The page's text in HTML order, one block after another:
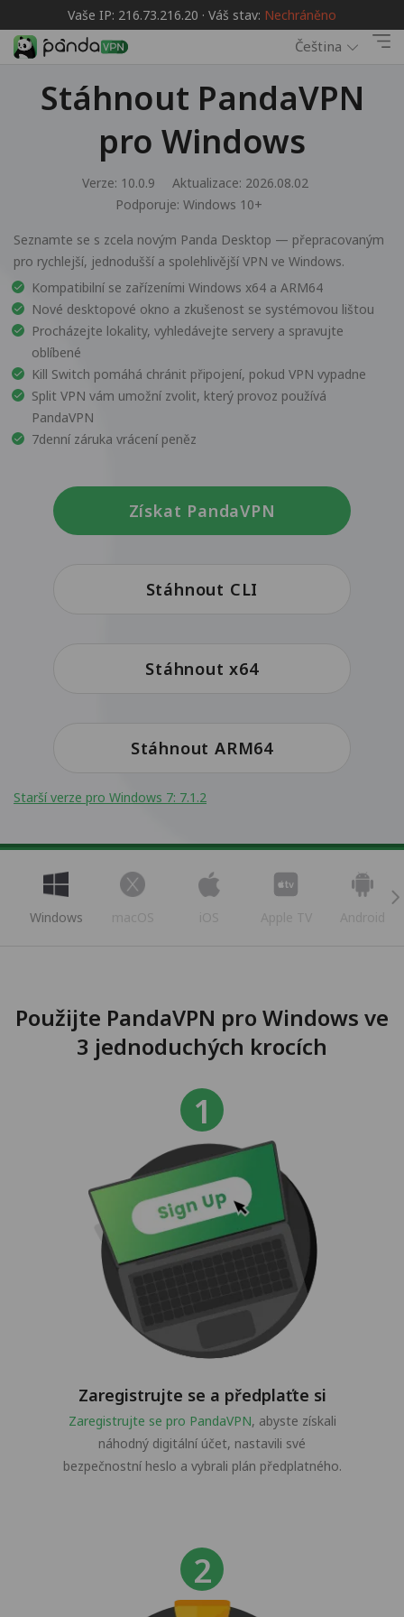
Vaše IP: 216.73.216.20 · Váš stav: Nechráněno
Čeština
Stáhnout PandaVPN
pro Windows
Verze: 10.0.9
Aktualizace: 2026.08.02
Podporuje: Windows 10+
Seznamte se s zcela novým Panda Desktop — přepracovaným
pro rychlejší, jednodušší a spolehlivější VPN ve Windows.
Kompatibilní se zařízeními Windows x64 a ARM64
Nové desktopové okno a zkušenost se systémovou lištou
Procházejte lokality, vyhledávejte servery a spravujte
oblíbené
Kill Switch pomáhá chránit připojení, pokud VPN vypadne
Split VPN vám umožní zvolit, který provoz používá
PandaVPN
7denní záruka vrácení peněz
Získat PandaVPN
Stáhnout CLI
Stáhnout x64
Stáhnout ARM64
Starší verze pro Windows 7: 7.1.2
Windows macOS iOS Apple TV Android
Použijte PandaVPN pro Windows ve
3 jednoduchých krocích
Zaregistrujte se a předplaťte si
Zaregistrujte se pro PandaVPN, abyste získali
náhodný digitální účet, nastavili své
bezpečnostní heslo a vybrali plán předplatného.